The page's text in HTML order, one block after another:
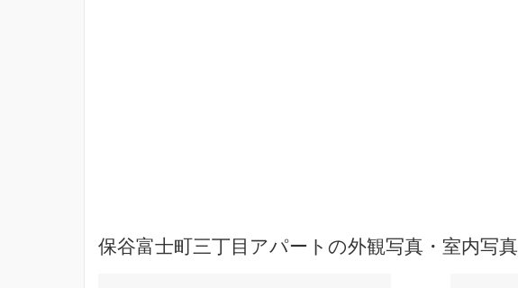
保谷富士町三丁目アパートの外観写真・室内写真